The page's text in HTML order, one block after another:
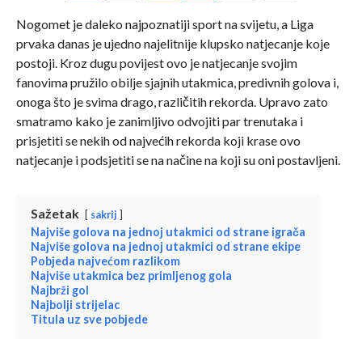
Nogomet je daleko najpoznatiji sport na svijetu, a Liga
prvaka danas je ujedno najelitnije klupsko natjecanje koje
postoji. Kroz dugu povijest ovo je natjecanje svojim
fanovima pružilo obilje sjajnih utakmica, predivnih golova i,
onoga što je svima drago, različitih rekorda. Upravo zato
smatramo kako je zanimljivo odvojiti par trenutaka i
prisjetiti se nekih od najvećih rekorda koji krase ovo
natjecanje i podsjetiti se na načine na koji su oni postavljeni.
Sažetak sakrij
Najviše golova na jednoj utakmici od strane igrača
Najviše golova na jednoj utakmici od strane ekipe
Pobjeda najvećom razlikom
Najviše utakmica bez primljenog gola
Najbrži gol
Najbolji strijelac
Titula uz sve pobjede